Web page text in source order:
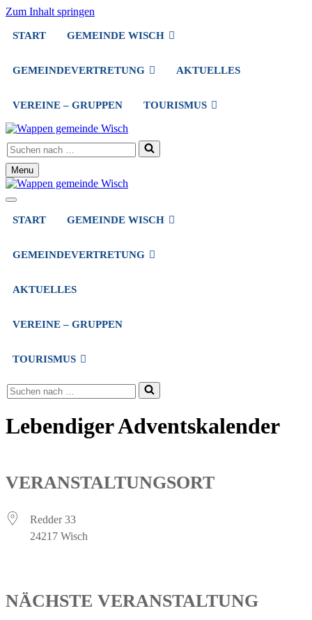
Zum Inhalt springen
START GEMEINDE WISCH
GEMEINDEVERTRETUNG AKTUELLES
VEREINE – GRUPPEN TOURISMUS
Suchen
nach …
Menu
Navigationsmenü
Navigationsmenü
START GEMEINDE WISCH
GEMEINDEVERTRETUNG
AKTUELLES
VEREINE – GRUPPEN
TOURISMUS
Suchen
nach …
Lebendiger Adventskalender
VERANSTALTUNGSORT
Redder 33
24217 Wisch
NÄCHSTE VERANSTALTUNG